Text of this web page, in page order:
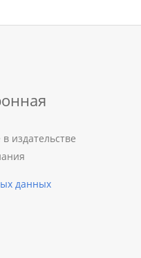
издательстве
данных